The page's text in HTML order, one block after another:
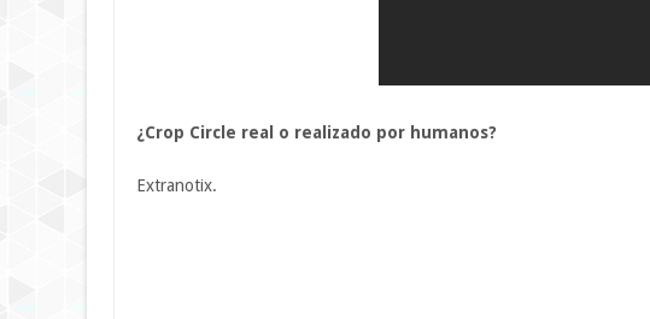
¿Crop Circle real o realizado por humanos?
Extranotix.